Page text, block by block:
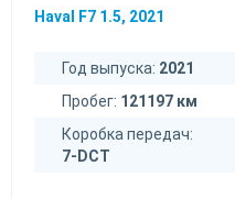
Haval F7 1.5, 2021
Год выпуска: 2021
Пробег: 121197 км
Коробка передач:
7-DCT